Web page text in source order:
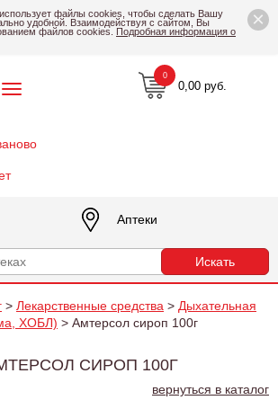
×
файлы cookies, чтобы сделать Вашу
удобной. Взаимодействуя с сайтом, Вы
файлов cookies. Подробная информация о
0,00 руб.
0
Аптеки
> Лекарственные средства > Дыхательная
ХОБЛ) > Амтерсол сироп 100г
СИРОП 100Г
вернуться в каталог